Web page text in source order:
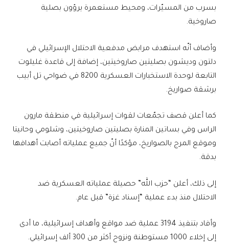
بسرب من المسيّرات، ومحيط مستعمرة يرؤون بصلية
صاروخية.
وأضاف أنّه استهدف مرابض مدفعية ‌‏الاحتلال الإسرائيلي في
دلتون وديشون بصليتين صاروخيتين، إضافة إلى قاعدة غليلوت
التابعة لوحدة الاستخبارات العسكرية 8200 في ضواحي تل أبيب
برشقة صواريخ.
كما أعلن قصف تجمّعات لقوات إسرائيلية في منطقة مارون
الراس وفي بساتين المنارة بصليتين صاروخيتين، وشلومي وحانيتا
وموقع المرج بالصواريخ، مؤكدًا أنّ جميع عملياته أصابت أهدافها
بدقة.
إلى ذلك، أعلن “حزب الله” حصيلة عملياته العسكرية ضد
الاحتلال منذ بدء عملية “إسناد غزة” قبل عام.
وأفاد بتنفيذ 3194 عملية ضد مواقع وأهداف إسرائيلية، ما أدى
إلى إخلاء 1000 مستوطنة ونزوح أكثر من 300 ألف إسرائيلي.